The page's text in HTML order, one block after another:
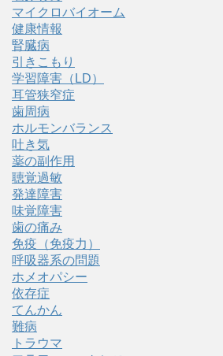
マイクロバイオーム
健康情報
腎臓病
引きこもり
学習障害（LD）
耳管狭窄症
歯周病
ホルモンバランス
吐き気
薬の副作用
聴覚過敏
発達障害
味覚障害
歯の痛み
免疫（免疫力）
呼吸器系の問題
ホメオパシー
依存症
てんかん
難病
トラウマ